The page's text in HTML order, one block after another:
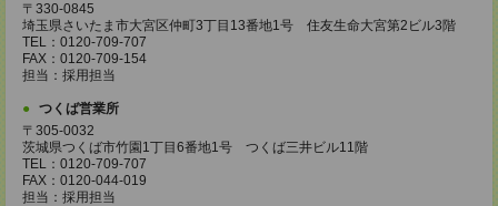
〒330-0845
埼玉県さいたま市大宮区仲町3丁目13番地1号 住友生命大宮第2ビル3階
TEL：0120-709-707
FAX：0120-709-154
担当：採用担当
つくば営業所
〒305-0032
茨城県つくば市竹園1丁目6番地1号 つくば三井ビル11階
TEL：0120-709-707
FAX：0120-044-019
担当：採用担当